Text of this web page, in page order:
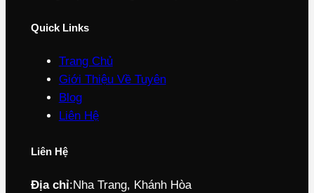
Quick Links
Trang Chủ
Giới Thiệu Về Tuyên
Blog
Liên Hệ
Liên Hệ
Địa chỉ:Nha Trang, Khánh Hòa